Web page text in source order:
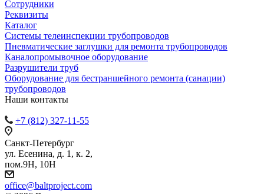
Сотрудники
Реквизиты
Каталог
Системы телеинспекции трубопроводов
Пневматические заглушки для ремонта трубопроводов
Каналопромывочное оборудование
Разрушители труб
Оборудование для бестраншейного ремонта (санации)
трубопроводов
Наши контакты
+7 (812) 327-11-55
Санкт-Петербург
ул. Есенина, д. 1, к. 2,
пом.9Н, 10Н
office@baltproject.com